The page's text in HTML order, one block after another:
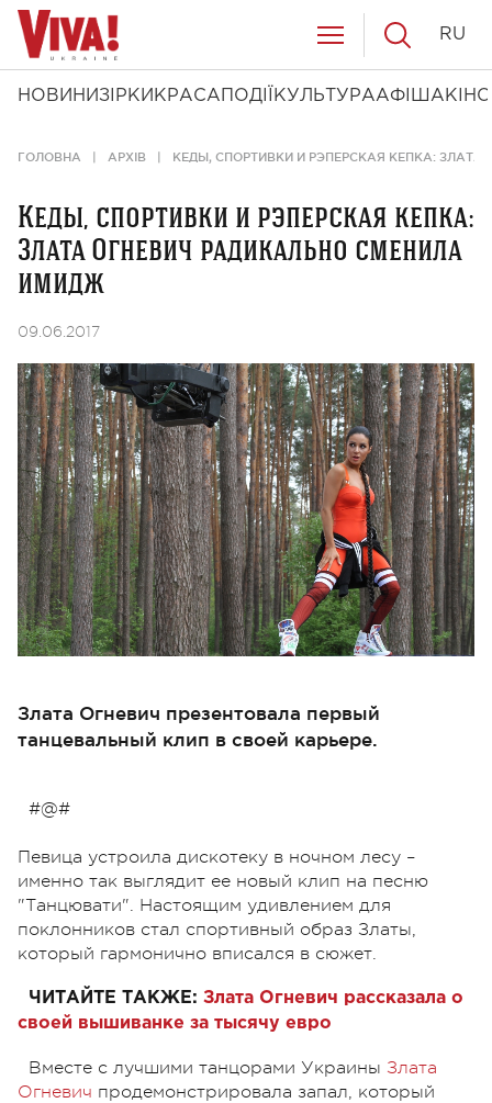
НОВИНИ ЗІРКИ КРАСА ПОДІЇ КУЛЬТУРААФІША КІНО
RU
ГОЛОВНА АРХІВ КЕДЫ, СПОРТИВКИ И РЭПЕРСКАЯ КЕПКА:
Кеды, спортивки и рэперская кепка:
Злата Огневич радикально сменила
имидж
09.06.2017
Злата Огневич презентовала первый
танцевальный клип в своей карьере.
#@#
Певица устроила дискотеку в ночном лесу –
именно так выглядит ее новый клип на песню
"Танцювати". Настоящим удивлением для
поклонников стал спортивный образ Златы,
который гармонично вписался в сюжет.
ЧИТАЙТЕ ТАКЖЕ: Злата Огневич рассказала о
своей вышиванке за тысячу евро
Вместе с лучшими танцорами Украины Злата
Огневич продемонстрировала запал, который